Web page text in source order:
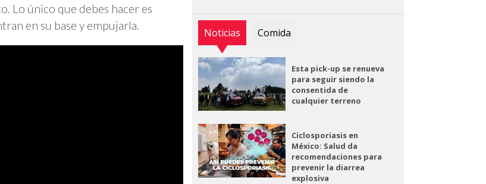
Lo único que debes hacer es
en su base y empujarla.
Noticias Comida
Esta pick-up se renueva
para seguir siendo la
consentida de
cualquier terreno
Ciclosporiasis en
México: Salud da
recomendaciones para
prevenir la diarrea
explosiva